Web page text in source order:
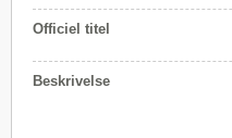
Officiel titel
Beskrivelse